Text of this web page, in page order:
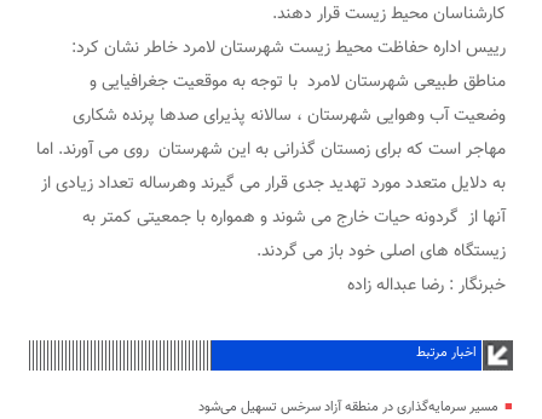
کارشناسان محیط زیست قرار دهند.
رییس اداره حفاظت محیط زیست شهرستان لامرد خاطر نشان کرد:
مناطق طبیعی شهرستان لامرد با توجه به موقعیت جغرافیایی و
وضعیت آب وهوایی شهرستان ، سالانه پذیرای صدها پرنده شکاری
مهاجر است که برای زمستان گذرانی به این شهرستان روی می آورند. اما
به دلایل متعدد مورد تهدید جدی قرار می گیرند وهرساله تعداد زیادی از
آنها از گردونه حیات خارج می شوند و همواره با جمعیتی کمتر به
زیستگاه های اصلی خود باز می گردند.
خبرنگار : رضا عبداله زاده
اخبار مرتبط
مسیر سرمایه‌گذاری در منطقه آزاد سرخس تسهیل می‌شود